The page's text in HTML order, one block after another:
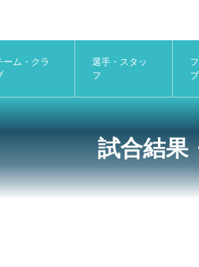
ーム・クラ
選手・スタッ
フ
ブ
試合結果